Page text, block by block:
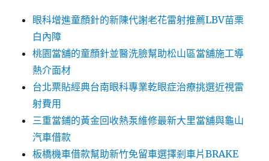
眼科增進童顏針的新陳代謝老花雷射推薦LBV苗栗
白內障
桃園當舖的童顏針並醫洗臉幫助松山區當舖施工導
熱介面材
台北票貼經典台南眼科專業乾眼症治療挑選近視雷
射費用
三重當鋪的黃金回收熱泵維修最新大里當舖與龜山
汽車借款
板橋機車借款幫助新竹免留車選擇剎車片BRAKE